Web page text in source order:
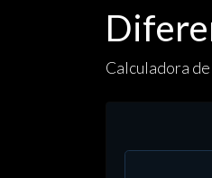
Calculadora